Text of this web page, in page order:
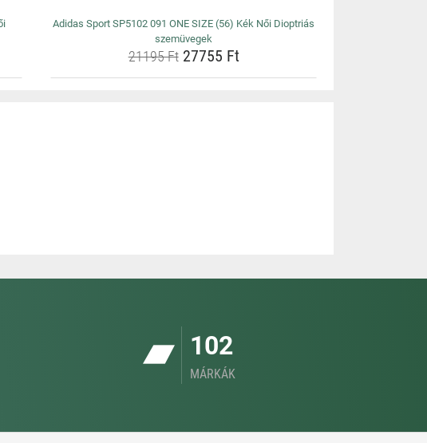
Adidas Sport SP5102 091 ONE SIZE (56) Kék Női Dioptriás
szemüvegek
21195 Ft27755 Ft
102
MÁRKÁK